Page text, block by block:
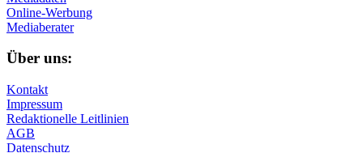
Online-Werbung
Mediaberater
Über uns:
Kontakt
Impressum
Redaktionelle Leitlinien
AGB
Datenschutz